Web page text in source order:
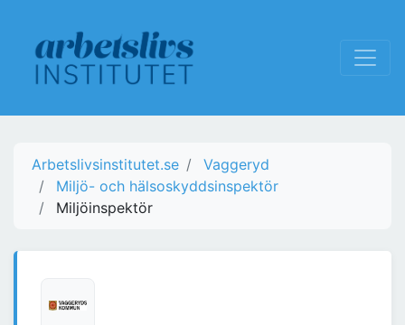
Arbetslivsinstitutet.se
Vaggeryd
Miljö- och hälsoskyddsinspektör
Miljöinspektör